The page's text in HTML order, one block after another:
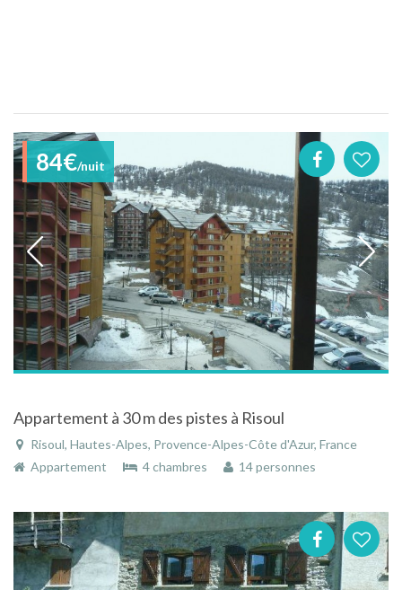
84€/nuit
Appartement à 30 m des pistes à Risoul
Risoul, Hautes-Alpes, Provence-Alpes-Côte d'Azur, France
Appartement
4 chambres 14 personnes